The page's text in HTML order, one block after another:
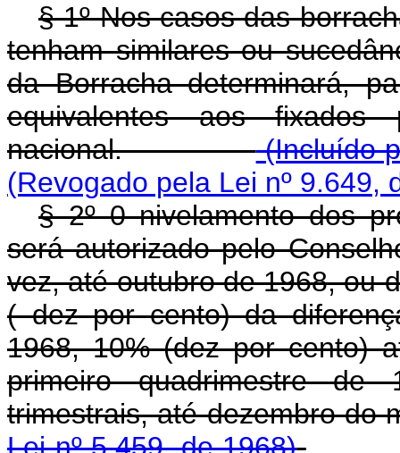
§ 1º Nos casos das
tenham similares ou
da Borracha determinará,
equivalentes aos
nacional.(Incluído
(Revogado pela Lei nº 9.649,
§ 2º 0 nivelamento dos
será autorizado pelo
vez, até outubro de 1968, ou
( dez por cento) da
1968, 10% (dez por cento)
primeiro quadrimestre
trimestrais, até